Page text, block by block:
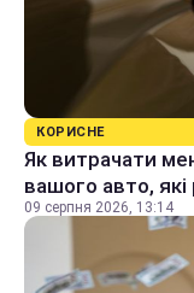
КОРИСНЕ
Як витрачати
вашого авто,
09 серпня 2026, 13:14